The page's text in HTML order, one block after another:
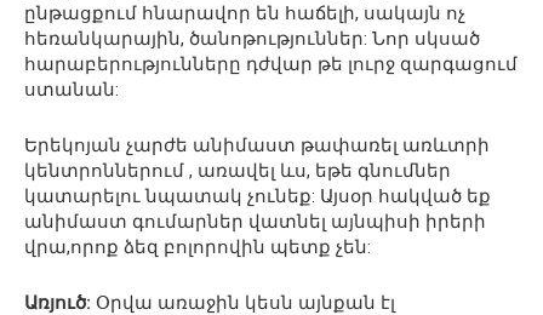
ընթացքում հնարավոր են հաճելի, սակայն ոչ
հեռանկարային, ծանոթություններ: Նոր սկսած
հարաբերությունները դժվար թե լուրջ զարգացում
ստանան:
Երեկոյան չարժե անիմաստ թափառել առևտրի
կենտրոններում , առավել ևս, եթե գնումներ
կատարելու նպատակ չունեք: Այսօր հակված եք
անիմաստ գումարներ վատնել այնպիսի իրերի
վրա,որոք ձեզ բոլորովին պետք չեն:
Առյուծ: Օրվա առաջին կեսն այնքան էլ